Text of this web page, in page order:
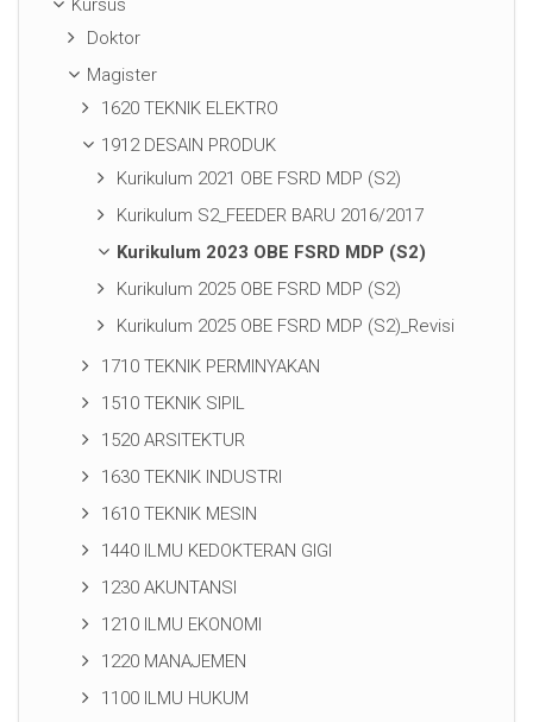
Kursus
Doktor
Magister
1620 TEKNIK ELEKTRO
1912 DESAIN PRODUK
Kurikulum 2021 OBE FSRD MDP (S2)
Kurikulum S2_FEEDER BARU 2016/2017
Kurikulum 2023 OBE FSRD MDP (S2)
Kurikulum 2025 OBE FSRD MDP (S2)
Kurikulum 2025 OBE FSRD MDP (S2)_Revisi
1710 TEKNIK PERMINYAKAN
1510 TEKNIK SIPIL
1520 ARSITEKTUR
1630 TEKNIK INDUSTRI
1610 TEKNIK MESIN
1440 ILMU KEDOKTERAN GIGI
1230 AKUNTANSI
1210 ILMU EKONOMI
1220 MANAJEMEN
1100 ILMU HUKUM